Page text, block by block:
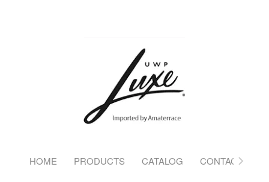
HOME PRODUCTS CATALOG CONTACT